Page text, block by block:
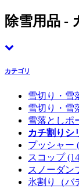
除雪用品 -
カテゴリ
雪切り・雪
雪切り・雪
雪落としポ
カチ割りシ
プッシャー
スコップ
スノーダン
氷割り（バ